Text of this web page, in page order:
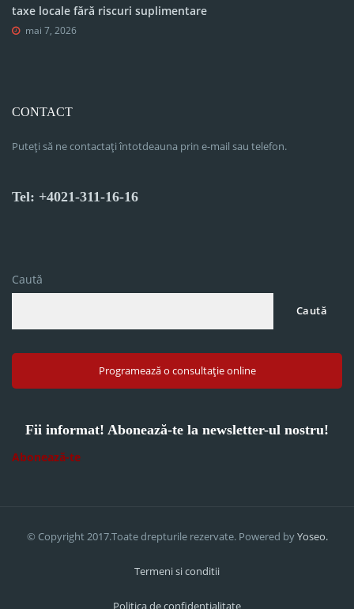
taxe locale fără riscuri suplimentare
mai 7, 2026
CONTACT
Puteți să ne contactați întotdeauna prin e-mail sau telefon.
Tel: +4021-311-16-16
Caută
Caută
Programează o consultație online
Fii informat! Abonează-te la newsletter-ul nostru!
Abonează-te
© Copyright 2017.Toate drepturile rezervate. Powered byYoseo.
Termeni si conditii
Politica de confidentialitate